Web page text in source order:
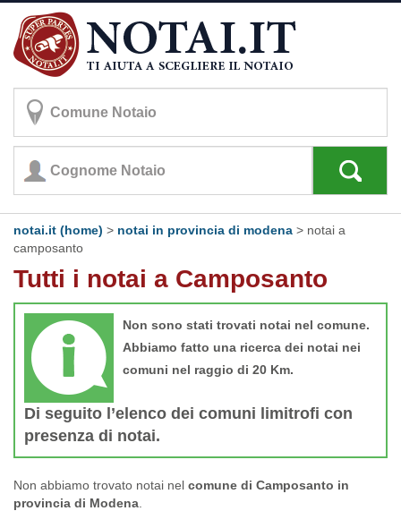
notai.it (home) > notai in provincia di modena > notai a
camposanto
Tutti i notai a Camposanto
Non sono stati trovati notai nel comune.
Abbiamo fatto una ricerca dei notai nei
comuni nel raggio di 20 Km.
Di seguito l’elenco dei comuni limitrofi con
presenza di notai.
Non abbiamo trovato notai nel comune di Camposanto in
provincia di Modena